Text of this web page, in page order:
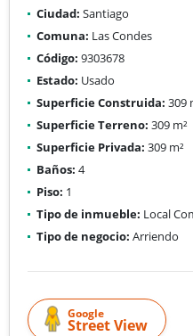
Ciudad: Santiago
Comuna: Las Condes
Código: 9303678
Estado: Usado
Superficie Construida: 309
Superficie Terreno: 309 m²
Superficie Privada: 309 m²
Baños: 4
Piso: 1
Tipo de inmueble: Local
Tipo de negocio: Arriendo
Google
Street View